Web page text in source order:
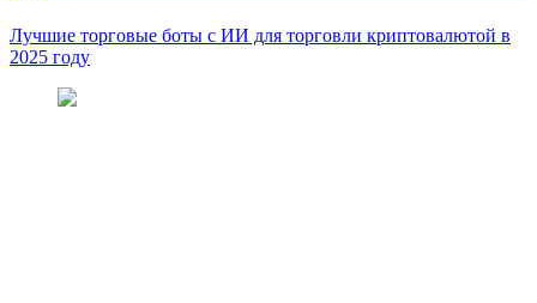
Лучшие торговые боты с ИИ для торговли криптовалютой в
2025 году